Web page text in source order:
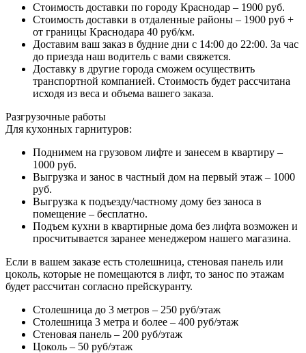
Стоимость доставки по городу Краснодар – 1900 руб.
Стоимость доставки в отдаленные районы – 1900 руб +
от границы Краснодара 40 руб/км.
Доставим ваш заказ в будние дни с 14:00 до 22:00. За час
до приезда наш водитель с вами свяжется.
Доставку в другие города сможем осуществить
транспортной компанией. Стоимость будет рассчитана
исходя из веса и объема вашего заказа.
Разгрузочные работы
Для кухонных гарнитуров:
Поднимем на грузовом лифте и занесем в квартиру –
1000 руб.
Выгрузка и занос в частный дом на первый этаж – 1000
руб.
Выгрузка к подъезду/частному дому без заноса в
помещение – бесплатно.
Подъем кухни в квартирные дома без лифта возможен и
просчитывается заранее менеджером нашего магазина.
Если в вашем заказе есть столешница, стеновая панель или
цоколь, которые не помещаются в лифт, то занос по этажам
будет рассчитан согласно прейскуранту.
Столешница до 3 метров – 250 руб/этаж
Столешница 3 метра и более – 400 руб/этаж
Стеновая панель – 200 руб/этаж
Цоколь – 50 руб/этаж